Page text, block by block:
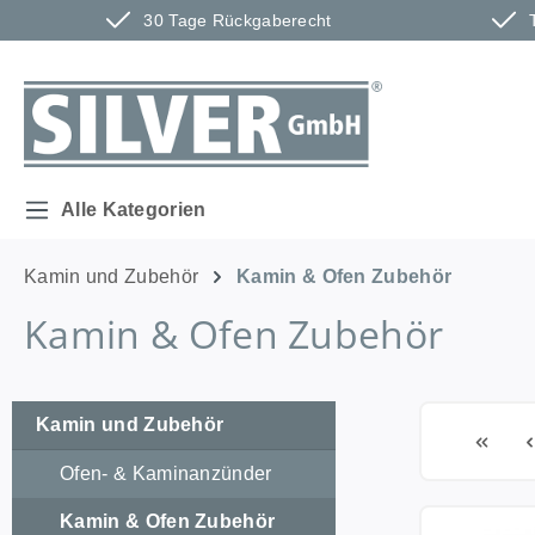
30 Tage Rückgaberecht
Hauptinhalt springen
Zur Suche springen
Zur Hauptnavigation springen
Alle Kategorien
Kamin und Zubehör Kamin & Ofen Zubehör
Kamin & Ofen Zubehör
Kamin und Zubehör
Ofen- & Kaminanzünder
Kamin & Ofen Zubehör